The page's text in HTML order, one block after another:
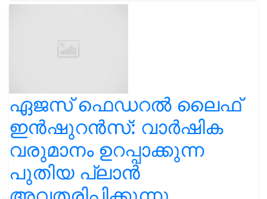
ഏജസ് ഫെഡറൽ ലൈഫ്
ഇൻഷുറൻസ്: വാർഷിക
വരുമാനം ഉറപ്പാക്കുന്ന
പുതിയ പ്ലാൻ